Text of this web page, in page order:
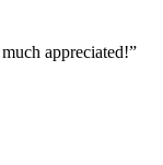
appreciated!”